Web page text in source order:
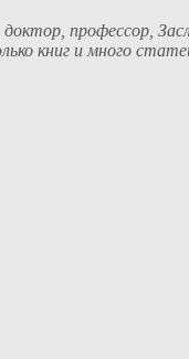
профессор,
книг и много